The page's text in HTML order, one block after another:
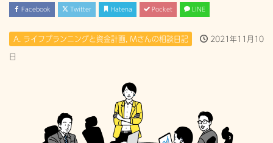
Facebook Twitter Hatena Pocket LINE
A. ライフプランニングと資金計画, Mさんの相談日記 2021年11月10
日